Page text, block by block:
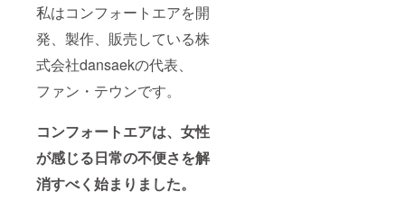
私はコンフォートエアを開
発、製作、販売している株
式会社dansaekの代表、
ファン・テウンです。
コンフォートエアは、女性
が感じる日常の不便さを解
消すべく始まりました。